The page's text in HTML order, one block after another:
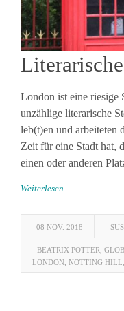
London ist eine riesige
unzählige literarische
leb(t)en und arbeiteten
Zeit für eine Stadt hat,
einen oder anderen
Weiterlesen …
08 NOV. 2018
BEATRIX POTTER
LONDON NOTTING HILL